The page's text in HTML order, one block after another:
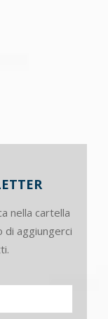
nella cartella
di aggiungerci